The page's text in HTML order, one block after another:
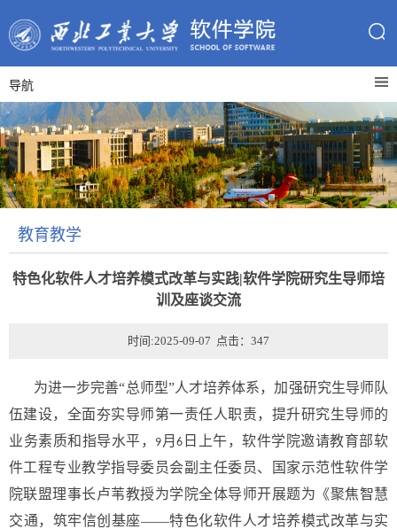
导航
教育教学
特色化软件人才培养模式改革与实践|软件学院研究生导师培
训及座谈交流
时间:2025-09-07 点击： 347
为进一步完善“总师型”人才培养体系，加强研究生导师队
伍建设，全面夯实导师第一责任人职责，提升研究生导师的
业务素质和指导水平，
9 月6 日上午，软件学院邀请教育部软
件工程专业教学指导委员会副主任委员、国家示范性软件学
院联盟理事长卢苇教授为学院全体导师开展题为《聚焦智慧
交通，筑牢信创基座——特色化软件人才培养模式改革与实